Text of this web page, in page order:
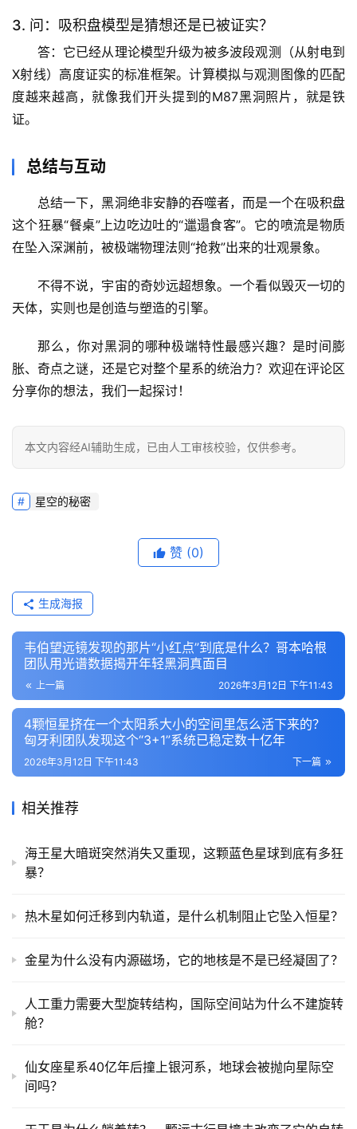
驿
辟
谣
求
3. 问：吸积盘模型是猜想还是已被证实？
答：它已经从理论模型升级为被多波段观测（从射电到
X射线） 高度证实的标准框架。计算模拟与观测图像的匹配
度越来越高，就像我们开头提到的M87黑洞照片，就是铁
证。
总结与互动
总结一下，黑洞绝非安静的吞噬者，而是一个在吸积盘
这个狂暴“餐桌”上边吃边吐的“邋遢食客”。它的喷流是物质
在坠入深渊前，被极端物理法则“抢救”出来的壮观景象。
不得不说，宇宙的奇妙远超想象。一个看似毁灭一切的
天体，实则也是创造与塑造的引擎。
那么，你对黑洞的哪种极端特性最感兴趣？是时间膨
胀、奇点之谜，还是它对整个星系的统治力？欢迎在评论区
分享你的想法，我们一起探讨！
本文内容经AI辅助生成，已由人工审核校验，仅供参考。
星空的秘密
赞 (0)
生成海报
韦伯望远镜发现的那片“小红点”到底是什么？哥本哈根
团队用光谱数据揭开年轻黑洞真面目
上一篇 2026年3月12日 下午11:43
4颗恒星挤在一个太阳系大小的空间里怎么活下来的？
匈牙利团队发现这个“3+1”系统已稳定数十亿年
下一篇
2026年3月12日 下午11:43
相关推荐
海王星大暗斑突然消失又重现，这颗蓝色星球到底有多狂
暴？
热木星如何迁移到内轨道，是什么机制阻止它坠入恒星？
金星为什么没有内源磁场，它的地核是不是已经凝固了？
人工重力需要大型旋转结构，国际空间站为什么不建旋转
舱？
仙女座星系40亿年后撞上银河系，地球会被抛向星际空
间吗？